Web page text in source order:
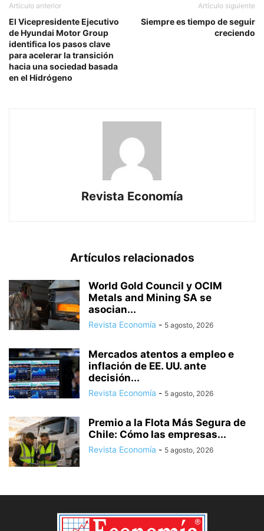
Artículo anterior
El Vicepresidente Ejecutivo
de Hyundai Motor Group
identifica los pasos clave
para acelerar la transición
hacia una sociedad basada
en el Hidrógeno
Artículo siguiente
Siempre es tiempo de seguir
creciendo
Revista Economía
Artículos relacionados
World Gold Council y OCIM
Metals and Mining SA se
asocian...
Revista Economía - 5 agosto, 2026
Mercados atentos a empleo e
inflación de EE. UU. ante
decisión...
Revista Economía - 5 agosto, 2026
Premio a la Flota Más Segura de
Chile: Cómo las empresas...
Revista Economía - 5 agosto, 2026